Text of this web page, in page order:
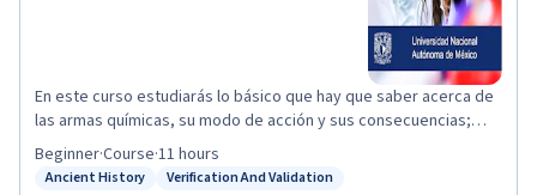
En este curso estudiarás lo básico que hay que saber acerca de
las armas químicas, su modo de acción y sus consecuencias;
estudiarás los esfuerzos que se han hecho y se siguen haciendo
para la eliminación de esas armas en los niveles local y global.
Status: Ancient History
Ancient History Verification And Validation
Beginner·Course·11 hours